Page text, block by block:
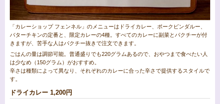
「カレーショップ フェンネル」のメニューはドライカレー、ポークビンダルー、
バターチキンの定番と、限定カレーの4種。すべてのカレーに副菜とパクチーが付
きますが、苦手な人はパクチー抜きで注文できます。
ごはんの量は調節可能。普通盛りでも220グラムあるので、おやつまで食べたい人
は少なめ（150グラム）がおすすめ。
辛さは種類によって異なり、それぞれのカレーに合った辛さで提供するスタイルで
す。
ドライカレー 1,200円